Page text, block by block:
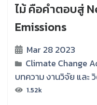
ไม้ คือคำตอบสู่
Emissions
Mar 28 2023
Climate Change
บทความ งานวิจัย และ
1.52k